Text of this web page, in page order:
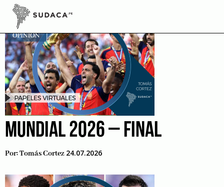
Skip
content
MUNDIAL 2026 – FINAL
Por:Tomás Cortez 24.07.2026